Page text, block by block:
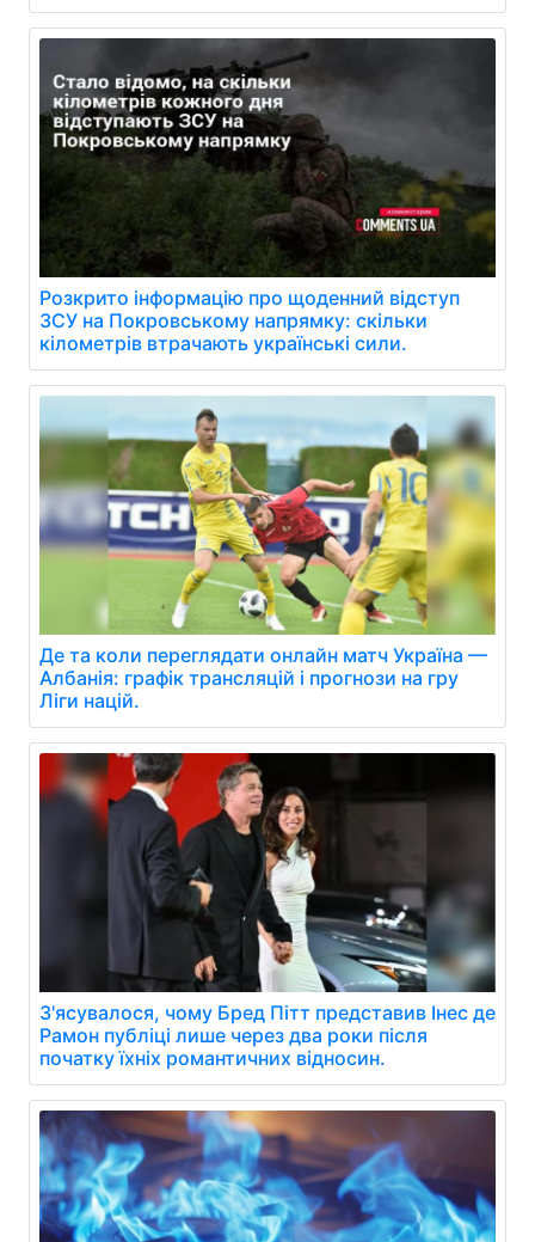
Розкрито інформацію про щоденний відступ
ЗСУ на Покровському напрямку: скільки
кілометрів втрачають українські сили.
Де та коли переглядати онлайн матч Україна —
Албанія: графік трансляцій і прогнози на гру
Ліги націй.
З'ясувалося, чому Бред Пітт представив Інес де
Рамон публіці лише через два роки після
початку їхніх романтичних відносин.